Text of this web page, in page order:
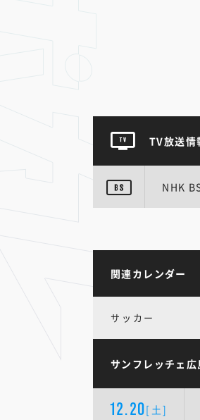
TV放送情
NHK
関連カレンダー
サッカー
サンフレッチェ
12.20[土]